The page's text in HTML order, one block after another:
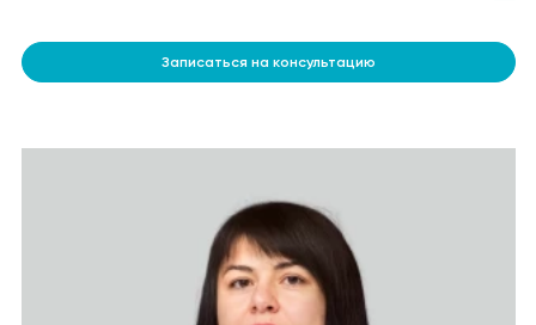
Записаться на консультацию